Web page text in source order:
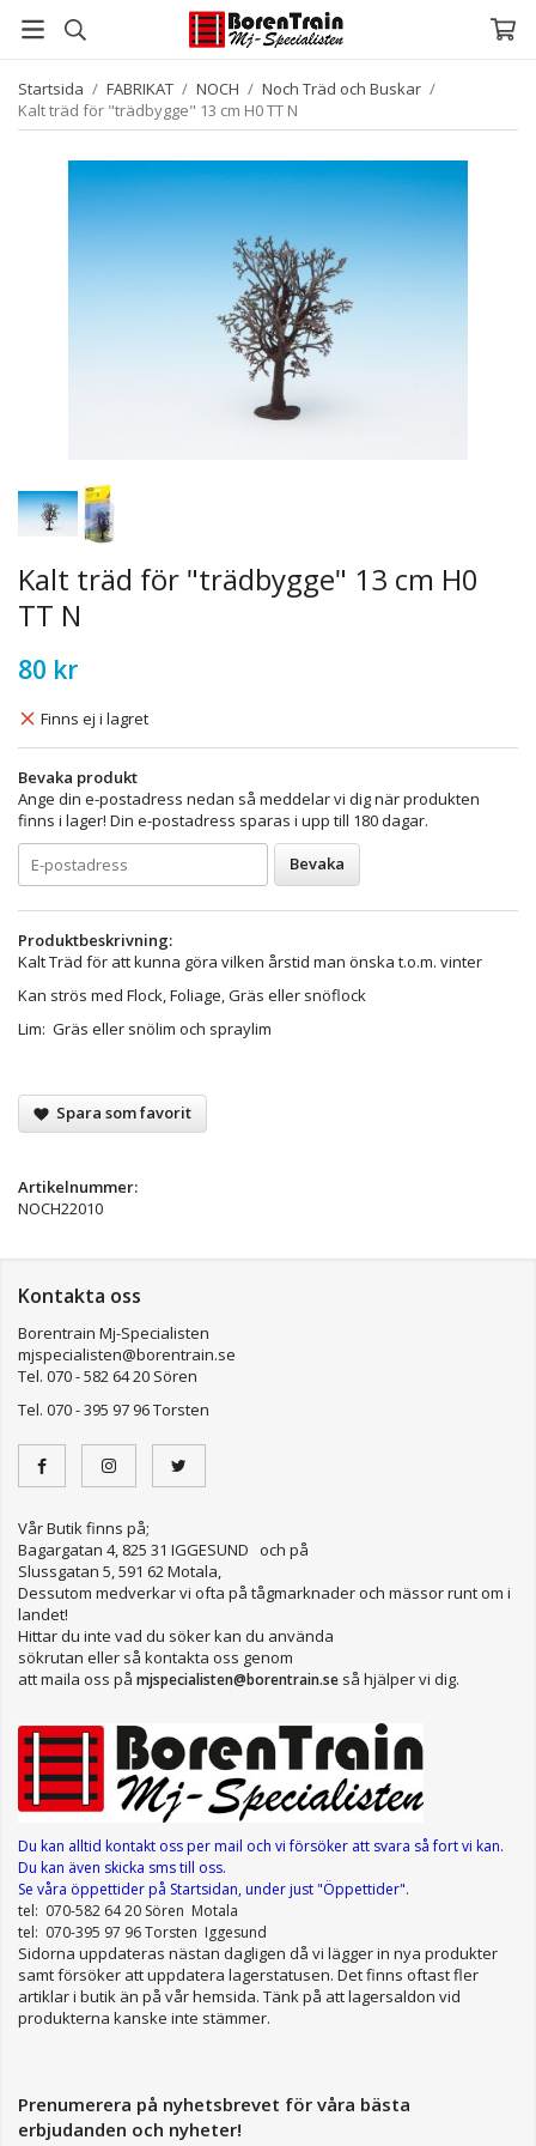
Startsida / FABRIKAT / NOCH / Noch Träd och Buskar /
Kalt träd för "trädbygge" 13 cm H0 TT N
Kalt träd för "trädbygge" 13 cm H0
TT N
80 kr
Finns ej i lagret
Bevaka produkt
Ange din e-postadress nedan så meddelar vi dig när produkten
finns i lager! Din e-postadress sparas i upp till 180 dagar.
Bevaka
Produktbeskrivning:
Kalt Träd för att kunna göra vilken årstid man önska t.o.m. vinter
Kan strös med Flock, Foliage, Gräs eller snöflock
Lim: Gräs eller snölim och spraylim
Spara som favorit
Artikelnummer:
NOCH22010
Kontakta oss
Borentrain Mj-Specialisten
mjspecialisten@borentrain.se
Tel. 070 - 582 64 20 Sören
Tel. 070 - 395 97 96 Torsten
Vår Butik finns på;
Bagargatan 4, 825 31 IGGESUND och på
Slussgatan 5, 591 62 Motala,
Dessutom medverkar vi ofta på tågmarknader och mässor runt om i
landet!
Hittar du inte vad du söker kan du använda
sökrutan eller så kontakta oss genom
att maila oss på mjspecialisten@borentrain.se så hjälper vi dig.
Du kan alltid kontakt oss per mail och vi försöker att svara så fort vi kan.
Du kan även skicka sms till oss.
Se våra öppettiderpå Startsidan, under just "Öppettider".
tel: 070-582 64 20 Sören Motala
tel: 070-395 97 96 Torsten Iggesund
Sidorna uppdateras nästan dagligen då vi lägger in nya produkter
samt försöker att uppdatera lagerstatusen. Det finns oftast fler
artiklar i butik än på vår hemsida. Tänk på att lagersaldon vid
produkterna kanske inte stämmer.
Prenumerera på nyhetsbrevet för våra bästa
erbjudanden och nyheter!